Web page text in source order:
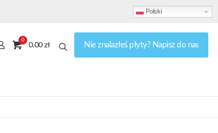
Polski
0
0.00 zł Nie znalazłeś płyty? Napisz do nas